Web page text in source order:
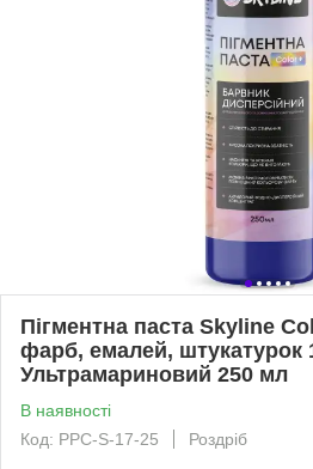
Пігментна паста Skyline
фарб, емалей, штукатурок
Ультрамариновий 250 мл
В наявності
Код: PPC-S-17-25
Роздріб